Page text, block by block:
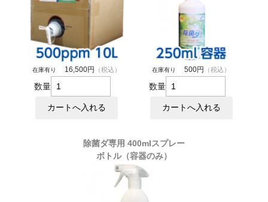
在庫有り 16,500円 （税込）
数量
在庫有り 500円 （税込）
数量
除菌ダ専用 400mlスプレー
ボトル（容器のみ）